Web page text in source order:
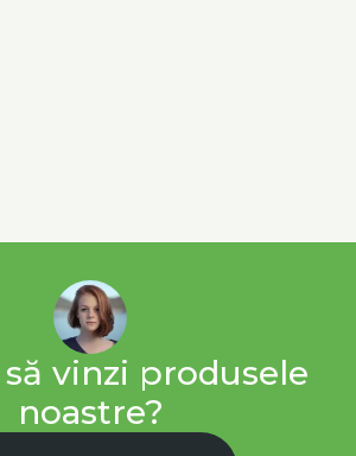
vinzi produsele
noastre?